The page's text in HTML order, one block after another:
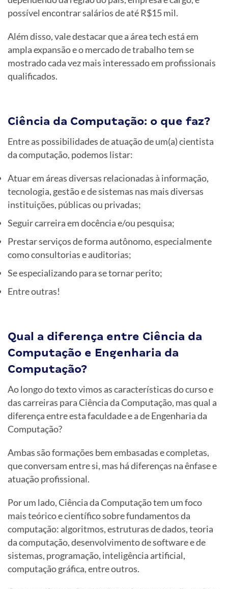
possível encontrar salários de até R$15 mil.
Além disso, vale destacar que a área tech está em
ampla expansão e o mercado de trabalho tem se
mostrado cada vez mais interessado em profissionais
qualificados.
Ciência da Computação: o que faz?
Entre as possibilidades de atuação de um(a) cientista
da computação, podemos listar:
Atuar em áreas diversas relacionadas à informação,
tecnologia, gestão e de sistemas nas mais diversas
instituições, públicas ou privadas;
Seguir carreira em docência e/ou pesquisa;
Prestar serviços de forma autônomo, especialmente
como consultorias e auditorias;
Se especializando para se tornar perito;
Entre outras!
Qual a diferença entre Ciência da
Computação e Engenharia da
Computação?
Ao longo do texto vimos as características do curso e
das carreiras para Ciência da Computação, mas qual a
diferença entre esta faculdade e a de Engenharia da
Computação?
Ambas são formações bem embasadas e completas,
que conversam entre si, mas há diferenças na ênfase e
atuação profissional.
Por um lado, Ciência da Computação tem um foco
mais teórico e científico sobre fundamentos da
computação: algoritmos, estruturas de dados, teoria
da computação, desenvolvimento de software e de
sistemas, programação, inteligência artificial,
computação gráfica, entre outros.